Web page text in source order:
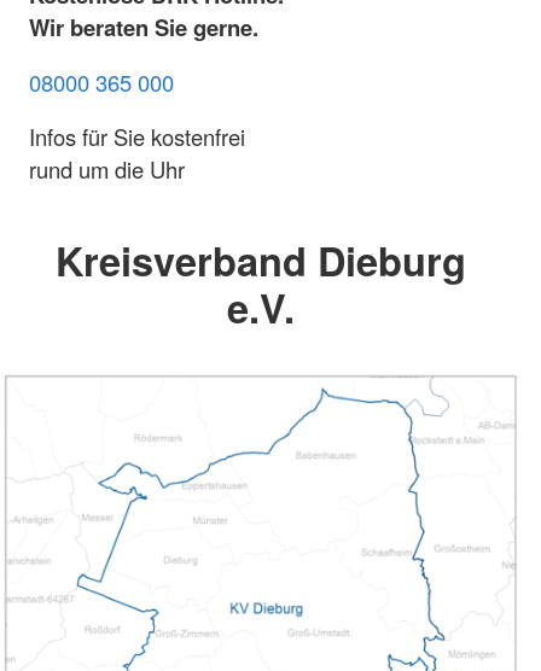
Wir beraten Sie gerne.
08000 365 000
Infos für Sie kostenfrei
rund um die Uhr
Kreisverband Dieburg
e.V.